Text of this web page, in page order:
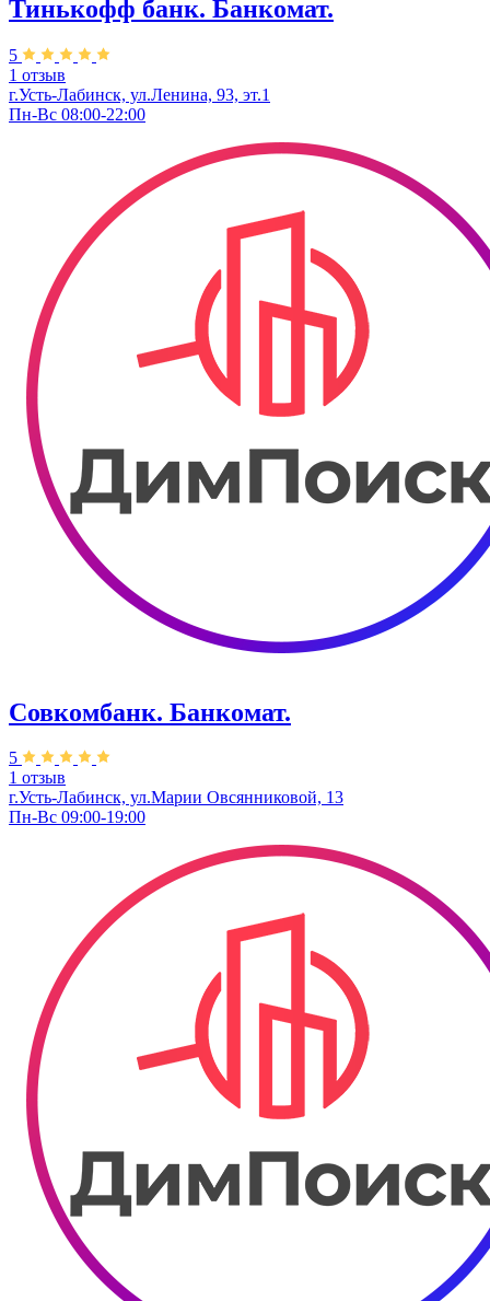
Тинькофф банк. Банкомат.
5
1 отзыв
г.Усть-Лабинск, ул.​Ленина, 93, эт.1
Пн-Вс 08:00-22:00
Совкомбанк. Банкомат.
5
1 отзыв
г.Усть-Лабинск, ул.​Марии Овсянниковой, 13
Пн-Вс 09:00-19:00